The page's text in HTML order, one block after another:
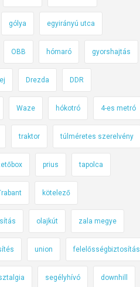
gólya egyirányú utca
OBB hómaró gyorshajtás
Drezda DDR
Waze hókotró 4-es metró
traktor túlméretes szerelvény
prius tapolca
kötelező
olajkút zala megye
union felelősségbiztosítás
segélyhívó downhill